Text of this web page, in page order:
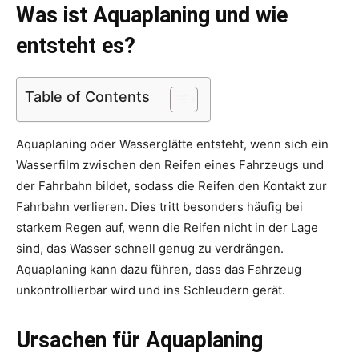
Was ist Aquaplaning und wie
entsteht es?
Table of Contents
Aquaplaning oder Wasserglätte entsteht, wenn sich ein
Wasserfilm zwischen den Reifen eines Fahrzeugs und
der Fahrbahn bildet, sodass die Reifen den Kontakt zur
Fahrbahn verlieren. Dies tritt besonders häufig bei
starkem Regen auf, wenn die Reifen nicht in der Lage
sind, das Wasser schnell genug zu verdrängen.
Aquaplaning kann dazu führen, dass das Fahrzeug
unkontrollierbar wird und ins Schleudern gerät.
Ursachen für Aquaplaning